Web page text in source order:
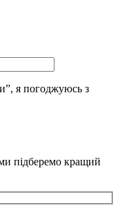
я погоджуюсь з
підберемо кращий